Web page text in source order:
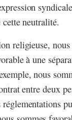
neutralité.
religieuse, nous
à une
nous
entre deux
réglementations